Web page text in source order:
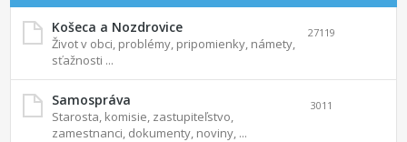
Košeca a Nozdrovice
Život v obci, problémy, pripomienky, námety,
sťažnosti ...
27119
Samospráva
Starosta, komisie, zastupiteľstvo,
zamestnanci, dokumenty, noviny, ...
3011